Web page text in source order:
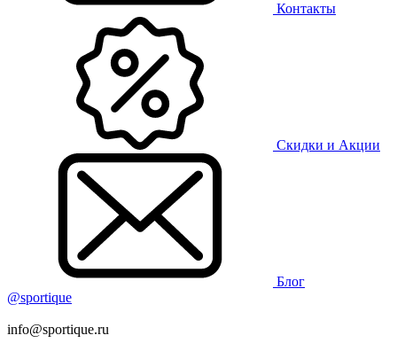
Контакты
Скидки и Акции
Блог
@sportique
info@sportique.ru